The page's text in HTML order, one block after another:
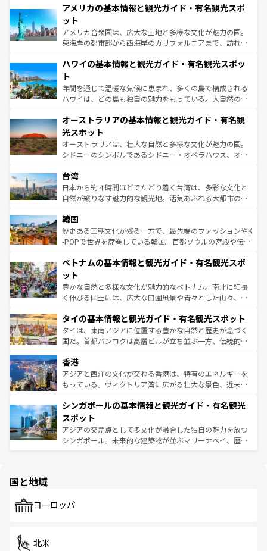
ンツ一覧を参照してほしい。
の建物がそのまま残る町や、スイスならではのユニークな
博物館もあり、アルプス観光だけでなく町歩きも満喫する
ことができる。国民の所得が高いため物価も高いが、旅行
者向けの交通パス提供のサービスもあり、うまく活用すれ
着のスイス情報はコンテンツ一覧を参照してほしい。
アメリカの基本情報と観光ガイド・有名観光スポ
ット
アメリカ合衆国は、広大な土地と多様な文化が魅力の国。
東海岸の都市部から西海岸のカリフォルニアまで、訪れる
のような巨大都市は、観光、ショッピング、エンターテイ
ンメントが詰まった刺激的なスポットだ。一方、アメリカ
西部には大自然が広がり、グランドキャニオンやイエロー
ストーン国立公園といった絶景が堪能できる。さらに、南
文化が魅力。旅行者はアメリカの各地域で異なる魅力を楽
しみながら、その多様性と豊かな歴史を感じることができ
るだろう。車でのロードトリップや列車の旅も、アメリカ
ならではの贅沢な旅のスタイルだ。 なお、新着のアメリカ
情報は コンテンツ一覧 を参照してほしい。
ハワイの基本情報と観光ガイド・有名観光スポッ
ト
年間を通じて温暖な気候に恵まれ、多くの島で構成される
ハワイは、どの島も独自の魅力をもっている。大自然の神
ワイ島は見逃せない。また、定番の観光地といえばオアフ
島だが、静かな自然を求めるならマウイ島やカウアイ島が
おすすめ。エメラルドグリーンに輝く海をはじめ、豊かな
文化や歴史が息づいている。「アロハスピリット」と呼ば
人々、おいしいローカルフードやハワイアンミュージッ
ク、伝統的なフラダンスなど、すべてがハワイの魅力を彩
っている。訪れるたびに新しい発見と感動が待っているハ
はコンテンツ一覧
オーストラリアの基本情報と観光ガイド・有名観
光スポット
オーストラリアは、壮大な自然と多様な文化が魅力の国。
シドニーのシンボルであるシドニー・オペラハウス、オー
リアリーフや大陸中央部にそびえるウルル（エアーズロッ
ク）、タスマニアの美しい原生林やケアンズの熱帯雨林な
ど、見どころがたくさん。また、カフェやワイン、オージ
いる。アクティビティも充実しており、サーフィンやダイ
ビング、ハイキングなど、アウトドア好きにはたまらな
い。オーストラリアの多彩な魅力を存分に味わいつくそ
参照してほしい。
台湾
日本から約４時間ほどでたどり着く台湾は、多彩な文化と
自然が織りなす魅力的な観光地。活気あふれる大都市の台
ン）、静ひつな山岳地帯である台湾東部など、都市の喧騒
と山間の静けさが共存しており、訪れる人に新しい発見と
驚きをもたらしてくれる。また、奥深い台湾の食文化も魅
容にもいいと評判のスイーツなど、バラエティ豊かな料理
照してほしい。
韓国
歴史ある王朝文化が残る一方で、最先端のファッションやK
-POPで世界を席巻している韓国。首都ソウルの宮殿や伝統
き、地方に足を延ばせば四季折々の自然美を楽しむことが
できる。そして、キムチや焼肉、絶品のストリートフード
まで、さまざまな韓国料理が待っている。夜には、韓国な
らではのナイトライフも堪能できる。あたたかいホスピタ
わってみてほしい。 なお、新着の韓国情報はコンテンツ一
覧 を参照してほしい。
ベトナムの基本情報と観光ガイド・有名観光スポ
ット
豊かな自然と多様な文化が魅力的なベトナム。南北に細長
く伸びる国土には、広大な田園風景や青々とした山々、世
急速な発展と共に伝統が息づく。ハノイの古い町並みやホ
ーチミン市のフランス統治時代の建物も、独特の雰囲気を
醸し出している。また、バラエティの豊かさとおいしさで
とつ。フォーやバインミー、ベトナムコーヒーなどは、ぜ
ひ現地で味わいたい。どの地域を訪れてもあたたかい人々
が旅行者を迎えてくれるので、きっと忘れられない旅にな
参照してほしい。
タイの基本情報と観光ガイド・有名観光スポット
タイは、東南アジアに位置する豊かな自然と歴史が息づく
国だ。首都バンコクは高層ビルが立ち並ぶ一方、伝統的な
の活気が交差している。北部ではチェンマイなどの山岳地
帯で自然と触れ合い、南部ではプーケットやクラビの美し
いビーチでリゾート気分を楽しむことができる。タイ料理
激する。気候は一年中温暖で、どの季節にも異なる楽しみ
が待っている。親しみやすいタイの人々、仏教を中心とし
た文化、そして多様な観光資源が、訪れる旅人を魅了し続
ける。 なお、新着のタイ情報はコンテンツ一覧を参照して
香港
アジアと西洋の文化が交わる香港は、特有のエネルギーを
もっている。ヴィクトリア湾に広がる壮大な景色、近未来
み、どこを訪れても感動するはず。観光スポットが密集し
ており、効率よく見どころを回れるのも魅力。息をのむよ
うな絶景から文化的な体験まで、香港を存分に楽しみ尽く
そう。 なお、新着の香港情報はコンテンツ一覧を参照して
シンガポールの基本情報と観光ガイド・有名観光
スポット
アジアの交差点として多文化が融合した独自の魅力を放つ
シンガポール。未来的な建築物が並ぶマリーナベイ、歴史
で、ホーカーズは地元の風情を楽しめる外せないスポット
国と地域
ヨーロッパ
北米